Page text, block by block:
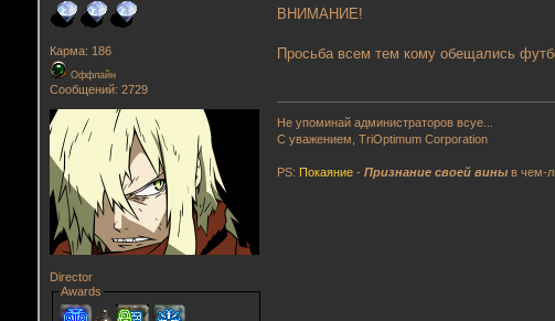
Карма: 186
Оффлайн
Сообщений: 2729
Director
Awards
ВНИМАНИЕ!
Просьба всем тем кому обещались
Не упоминай администраторов всуе...
С уважением, TriOptimum Corporation
PS: Покаяние -Признание своей вины в чем-